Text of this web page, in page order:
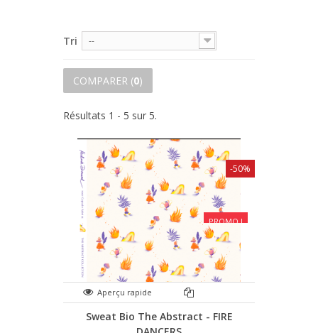
Tri --
COMPARER (0)
Résultats 1 - 5 sur 5.
PROMO !
Aperçu rapide
Sweat Bio The Abstract - FIRE
-50%